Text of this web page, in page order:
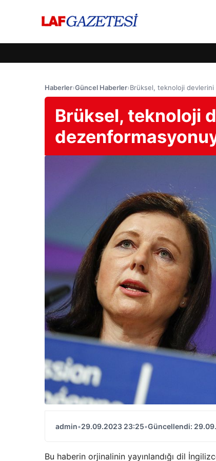
Haberler›Güncel Haberler›Brüksel, teknoloji devlerini
Brüksel, teknoloji
admin•29.09.2023 23:25•Güncellendi:
Bu haberin orjinalinin yayınlandığı dil